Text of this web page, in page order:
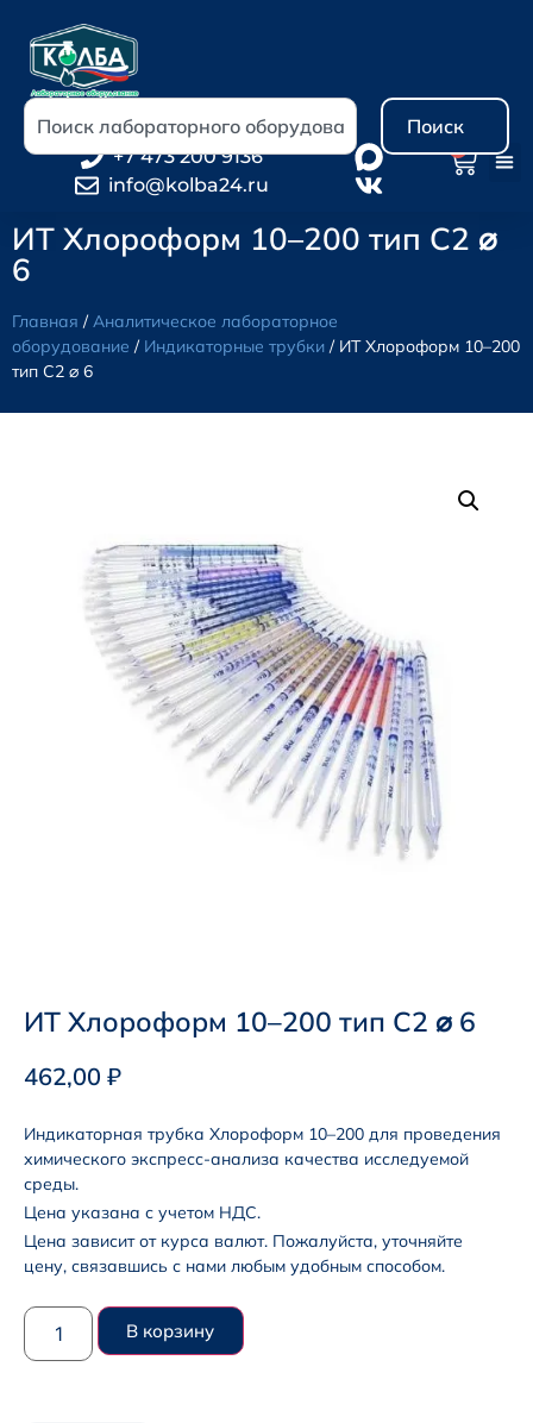
Поиск
+7 473 200 9136
info@kolba24.ru
ИТ Хлороформ 10–200 тип С2 ⌀
6
Главная /Аналитическое лабораторное
оборудование / Индикаторные трубки / ИТ Хлороформ 10–200
тип С2 ⌀ 6
ИТ Хлороформ 10–200 тип С2 ⌀ 6
462,00 ₽
Индикаторная трубка Хлороформ 10–200 для проведения
химического экспресс-анализа качества исследуемой
среды.
Цена указана с учетом НДС.
Цена зависит от курса валют. Пожалуйста, уточняйте
цену, связавшись с нами любым удобным способом.
В корзину